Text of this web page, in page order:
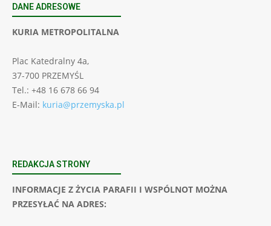
DANE ADRESOWE
KURIA METROPOLITALNA
Plac Katedralny 4a,
37-700 PRZEMYŚL
Tel.: +48 16 678 66 94
E-Mail: kuria@przemyska.pl
REDAKCJA STRONY
INFORMACJE Z ŻYCIA PARAFII I WSPÓLNOT MOŻNA
PRZESYŁAĆ NA ADRES: